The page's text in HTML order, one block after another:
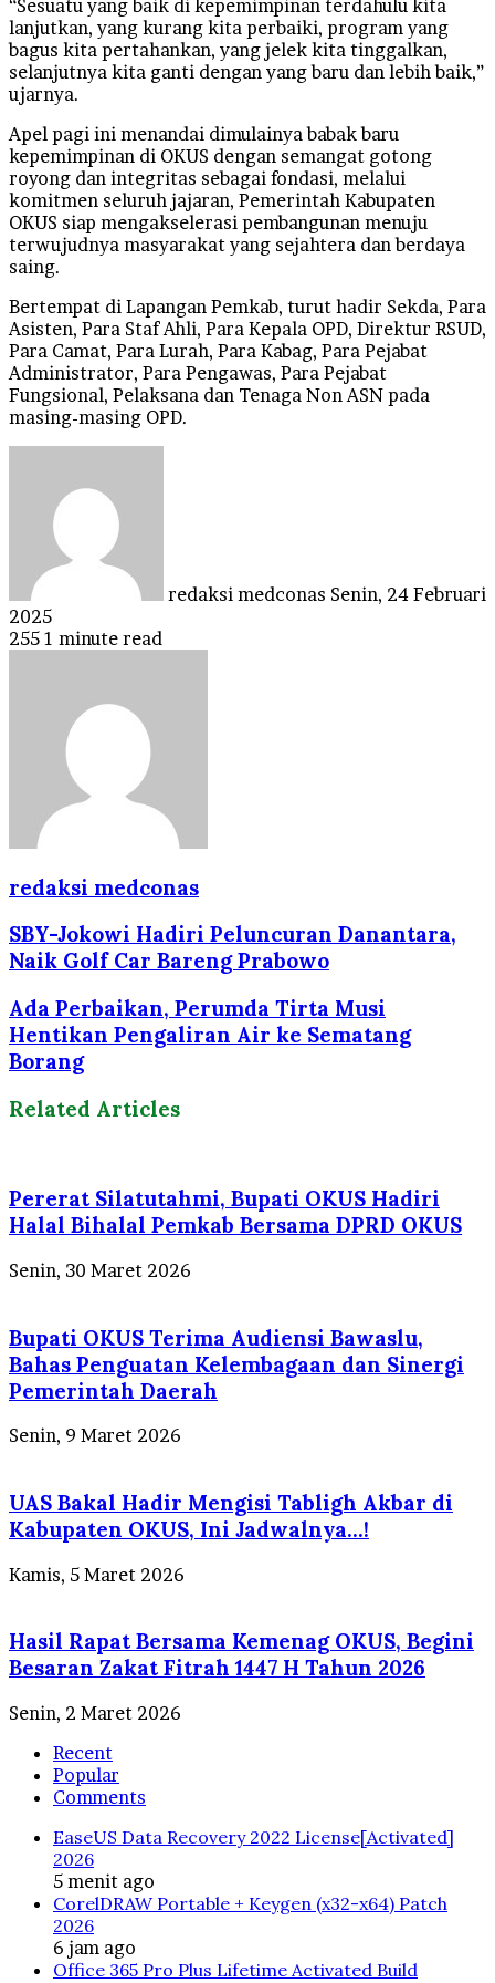
“Sesuatu yang baik di kepemimpinan terdahulu kita
lanjutkan, yang kurang kita perbaiki, program yang
bagus kita pertahankan, yang jelek kita tinggalkan,
selanjutnya kita ganti dengan yang baru dan lebih baik,”
ujarnya.
Apel pagi ini menandai dimulainya babak baru
kepemimpinan di OKUS dengan semangat gotong
royong dan integritas sebagai fondasi, melalui
komitmen seluruh jajaran, Pemerintah Kabupaten
OKUS siap mengakselerasi pembangunan menuju
terwujudnya masyarakat yang sejahtera dan berdaya
saing.
Bertempat di Lapangan Pemkab, turut hadir Sekda, Para
Asisten, Para Staf Ahli, Para Kepala OPD, Direktur RSUD,
Para Camat, Para Lurah, Para Kabag, Para Pejabat
Administrator, Para Pengawas, Para Pejabat
Fungsional, Pelaksana dan Tenaga Non ASN pada
masing-masing OPD.
redaksi medconas Senin, 24 Februari
2025
255 1 minute read
redaksi medconas
SBY-Jokowi Hadiri Peluncuran Danantara,
Naik Golf Car Bareng Prabowo
Ada Perbaikan, Perumda Tirta Musi
Hentikan Pengaliran Air ke Sematang
Borang
Related Articles
Pererat Silatutahmi, Bupati OKUS Hadiri
Halal Bihalal Pemkab Bersama DPRD OKUS
Senin, 30 Maret 2026
Bupati OKUS Terima Audiensi Bawaslu,
Bahas Penguatan Kelembagaan dan Sinergi
Pemerintah Daerah
Senin, 9 Maret 2026
UAS Bakal Hadir Mengisi Tabligh Akbar di
Kabupaten OKUS, Ini Jadwalnya…!
Kamis, 5 Maret 2026
Hasil Rapat Bersama Kemenag OKUS, Begini
Besaran Zakat Fitrah 1447 H Tahun 2026
Senin, 2 Maret 2026
Recent
Popular
Comments
EaseUS Data Recovery 2022 License[Activated]
2026
5 menit ago
CorelDRAW Portable + Keygen (x32-x64) Patch
2026
6 jam ago
Office 365 Pro Plus Lifetime Activated Build